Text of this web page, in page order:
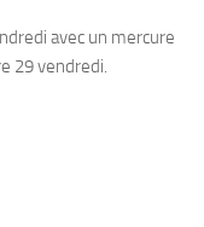
avec un mercure
29 vendredi.